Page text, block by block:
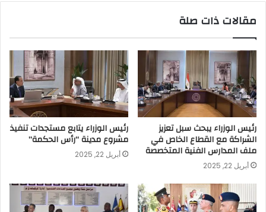
مقالات ذات صلة
رئيس الوزراء يبحث سبل تعزيز
الشراكة مع القطاع الخاص في
ملف المدارس الفنية المتخصصة
أبريل 22, 2025
رئيس الوزراء يتابع مستجدات تنفيذ
مشروع مدينة “رأس الحكمة”
أبريل 22, 2025